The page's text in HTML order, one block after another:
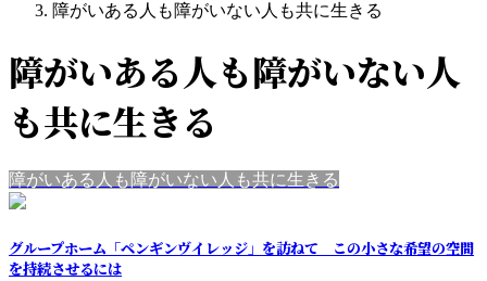
障がいある人も障がいない人も共に生きる
障がいある人も障がいない人
も共に生きる
障がいある人も障がいない人も共に生きる
グループホーム「ペンギンヴイレッジ」を訪ねて この小さな希望の空間
を持続させるには